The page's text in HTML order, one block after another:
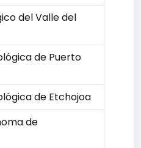
del Valle del
de Puerto
de Etchojoa
de